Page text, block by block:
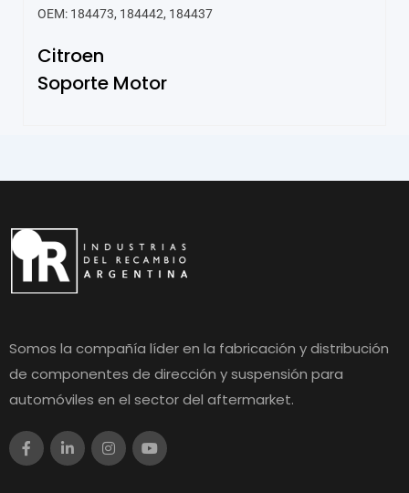
OEM: 184473, 184442, 184437
Citroen
Soporte Motor
Somos la compañía líder en la fabricación y distribución
de componentes de dirección y suspensión para
automóviles en el sector del aftermarket.